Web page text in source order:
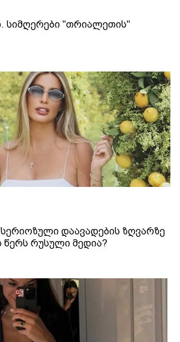
სიმღერები "თრიალეთის"
დაავადების ზღვარზე
წერს რუსული მედია?